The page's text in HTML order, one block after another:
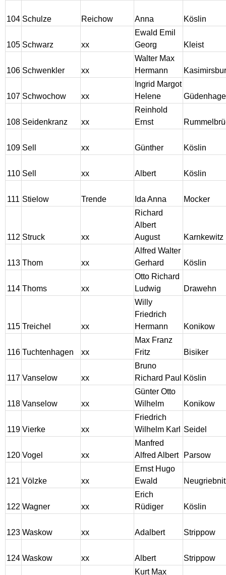
104 Schulze Reichow Anna Köslin
105 Schwarz xx
Ewald Emil
Georg
Kleist
106 Schwenkler xx
Walter Max
Hermann
107 Schwochow xx
Ingrid Margot
Helene
108 Seidenkranz xx
Reinhold
Ernst
109 Sell xx Günther Köslin
110 Sell xx Albert Köslin
111 Stielow Trende Ida Anna Mocker
112 Struck xx
Richard
Albert
August
Karnkewitz
113 Thom xx
Alfred Walter
Gerhard
Köslin
114 Thoms xx
Otto Richard
Ludwig
Drawehn
115 Treichel xx
Willy
Friedrich
Hermann
Konikow
116 Tuchtenhagen xx
Max Franz
Fritz
Bisiker
117 Vanselow xx
Bruno
Richard Paul
Köslin
118 Vanselow xx
Günter Otto
Wilhelm
Konikow
119 Vierke xx
Friedrich
Wilhelm Karl
Seidel
120 Vogel xx
Manfred
Alfred Albert
Parsow
121 Völzke xx
Ernst Hugo
Ewald
122 Wagner xx
Erich
Rüdiger
Köslin
123 Waskow xx Adalbert Strippow
124 Waskow xx Albert
Strippow
Kurt Max